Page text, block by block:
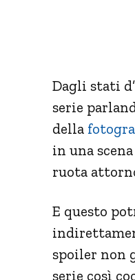
Dagli stati
serie
della
in una
ruota
E questo
spoiler non
serie così